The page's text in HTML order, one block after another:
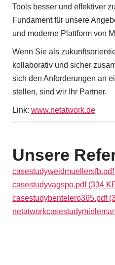
s
e
r
F
o
r
u
Tools besser und effektiver
Fundament für unsere
und moderne Plattform von
Wenn Sie als
kollaborativ und sicher
sich den Anforderungen an
stellen, sind wir Ihr Partner.
Link: www.netatwork.de
Unsere
casestudyvagspo.pdf (334
casestudybentelero365.pdf